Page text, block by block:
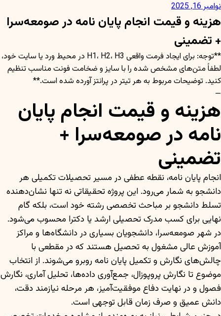
نوامبر 16, 2025
هزینه و قیمت انجام پایان نامه در صومعه‌سرا
+ تضمینی
**توجه: برای ایجاد فرمت واقعی H1، H2، H3 در محیط ورد یا سایت خود،
لطفاً متن‌های مشخص شده را با سایز و ضخامت فونت مناسب تنظیم
کنید. توضیحات مربوط به هر تیتر در پرانتز آورده شده است.**
—
هزینه و قیمت انجام پایان
نامه در صومعه‌سرا +
تضمینی
انجام پایان نامه، نقطه عطفی در مسیر تحصیلات تکمیلی هر
دانشجو به شمار می‌رود. این پروژه تحقیقاتی نه تنها نشان‌دهنده
تسلط دانشجو بر مباحث تخصصی رشته خود است، بلکه گام
نهایی برای کسب مدرک تحصیلی ارشد یا دکترا محسوب می‌شود.
در شهر صومعه‌سرا، دانشجویان بسیاری در دانشگاه‌ها و مراکز
آموزش عالی مشغول به تحصیل هستند که در مقطعی با
چالش‌های نگارش و تکمیل پایان نامه روبرو می‌شوند. از انتخاب
موضوع تا نگارش پروپوزال، جمع‌آوری داده‌ها، تحلیل آماری، نگارش
فصول و در نهایت دفاع موفقیت‌آمیز، هر مرحله نیازمند دقت،
دانش عمیق و صرف زمان قابل توجهی است.